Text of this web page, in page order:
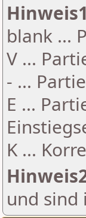
Hinweis1
blank ...
V ...
- ...
E ...
K ...
und sind